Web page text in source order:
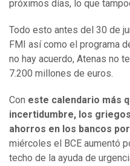
próximos días, lo que
Todo esto antes del 30 de
FMI así como el programa
no hay acuerdo, Atenas no
7.200 millones de euros.
Con este calendario más
incertidumbre, los
ahorros en los bancos
miércoles el BCE aumentó
techo de la ayuda de